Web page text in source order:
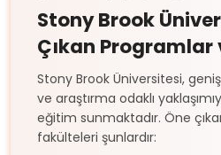
Stony Brook
Çıkan Programlar
Stony Brook Üniversitesi,
ve araştırma odaklı
eğitim sunmaktadır. Öne
fakülteleri şunlardır: